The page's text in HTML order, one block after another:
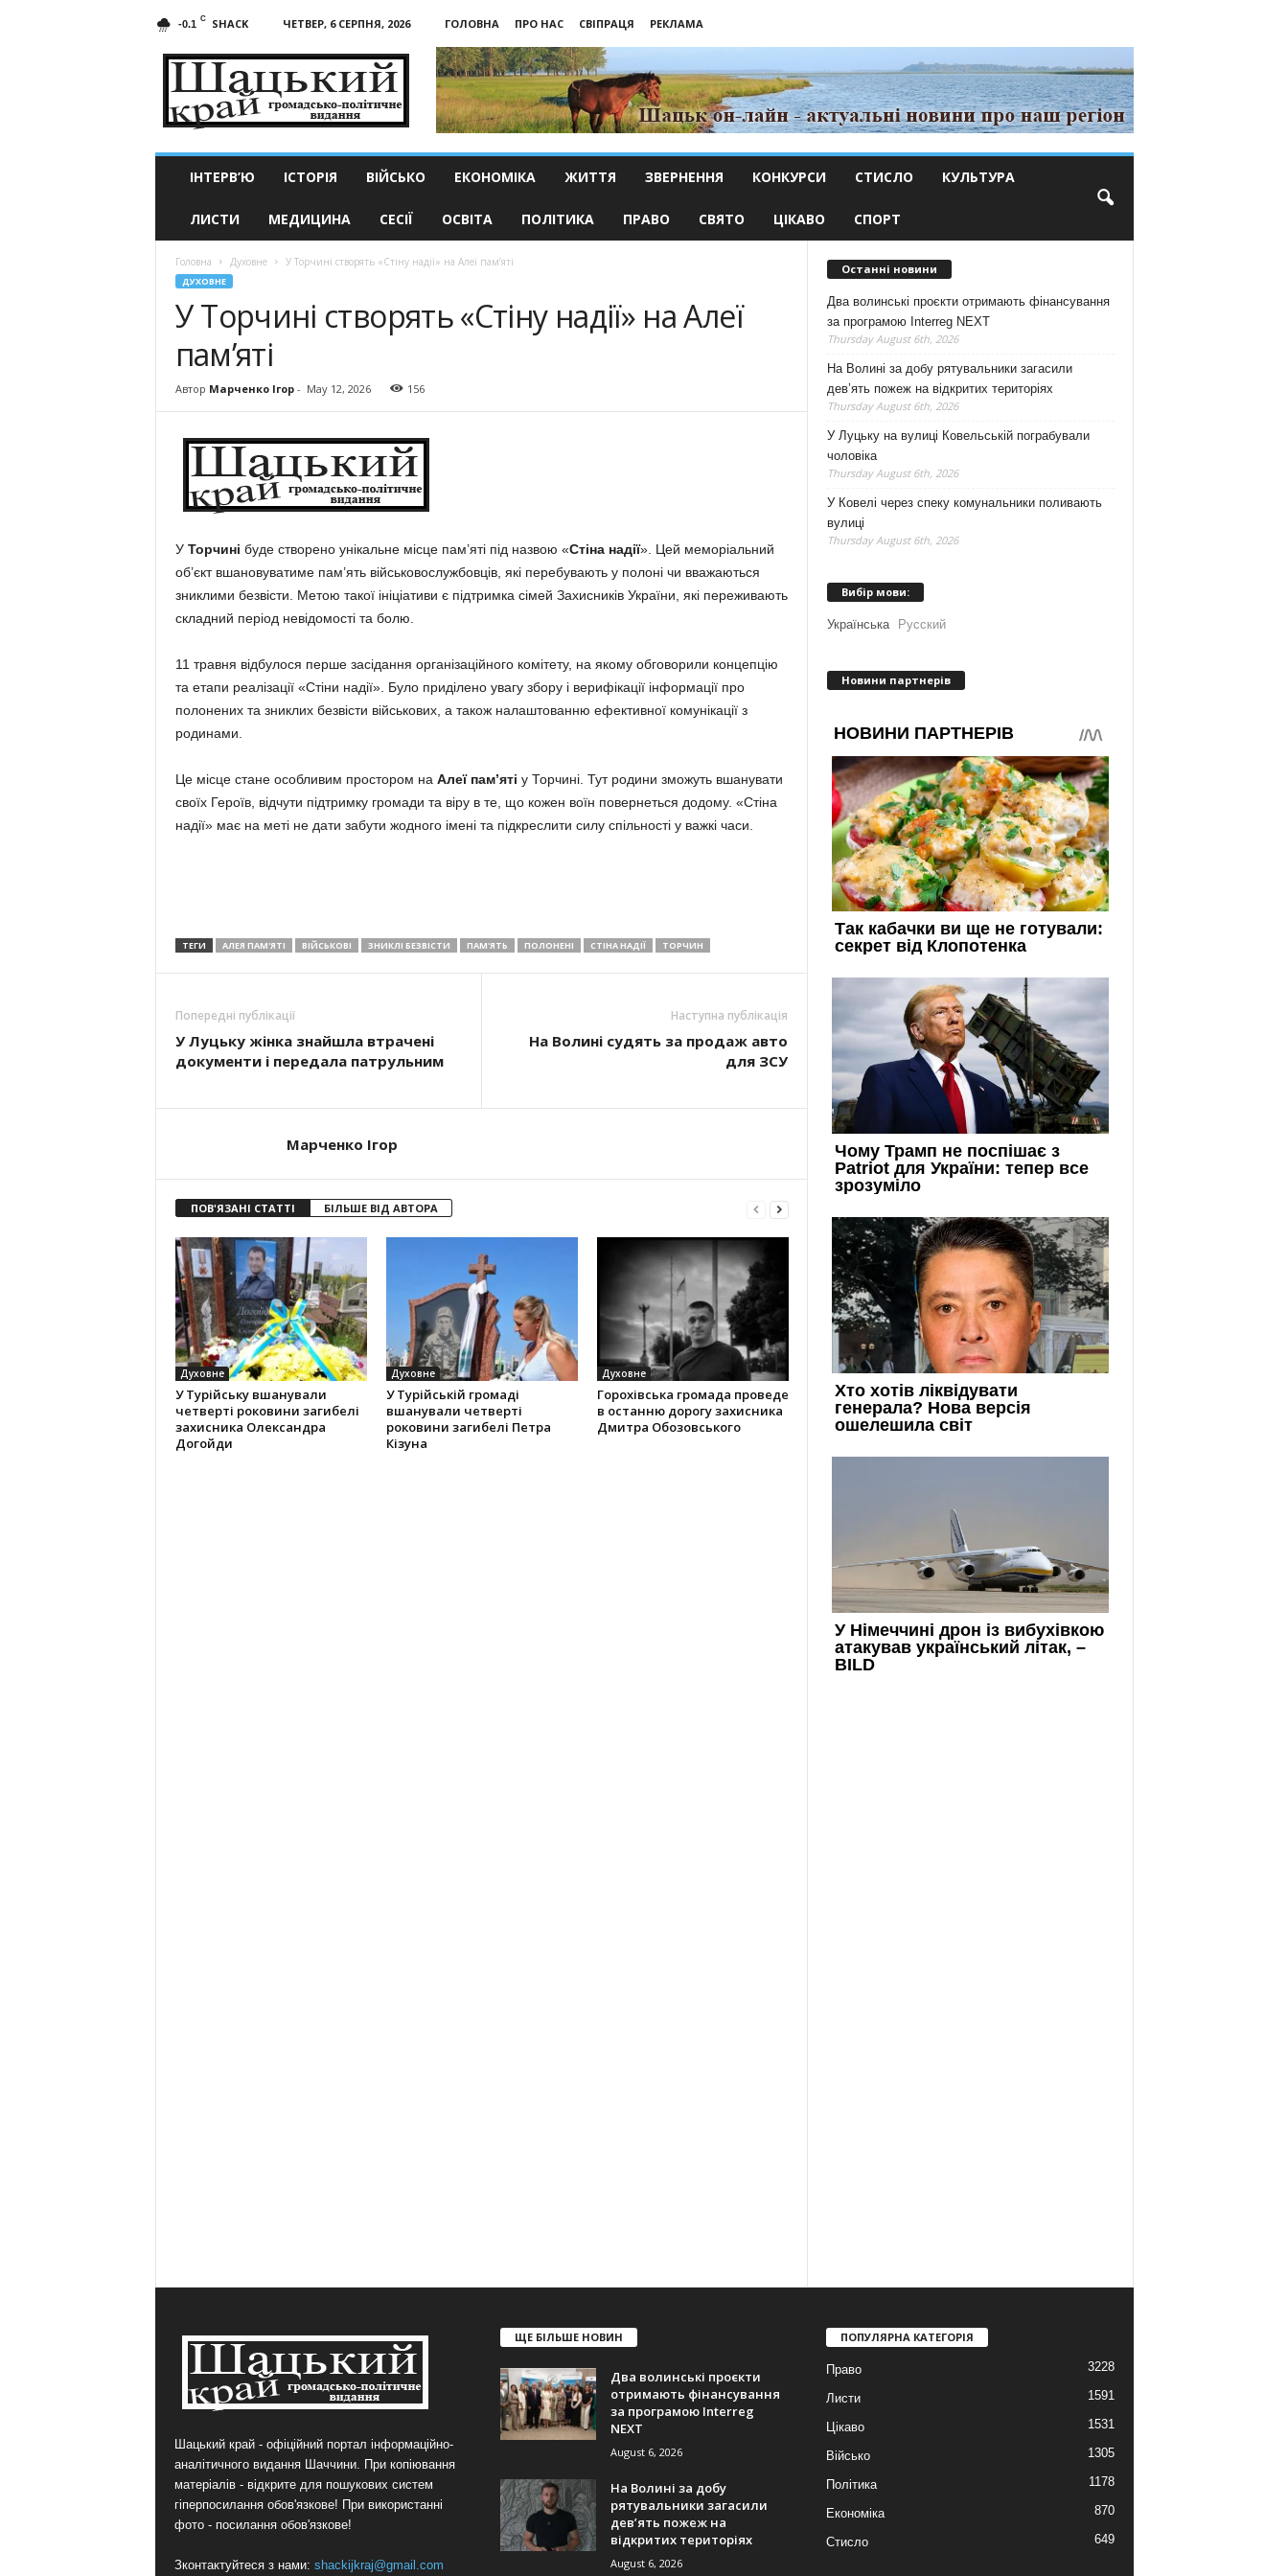
-0.1 C SHACK ЧЕТВЕР, 6 СЕРПНЯ, 2026 ГОЛОВНА ПРО НАС СВІПРАЦЯ
РЕКЛАМА
край
ІНТЕРВ’Ю ІСТОРІЯ ВІЙСЬКО ЕКОНОМІКА ЖИТТЯ ЗВЕРНЕННЯ КОНКУРСИ СТИСЛО КУЛЬТУРА
ЛИСТИ МЕДИЦИНА СЕСІЇ ОСВІТА ПОЛІТИКА ПРАВО СВЯТО ЦІКАВО СПОРТ
Головна Духовне У Торчині створять «Стіну надії» на Алеї пам’яті
ДУХОВНЕ
У Торчині створять «Стіну надії» на Алеї
пам’яті
Автор Марченко Ігор- May 12, 2026 156
У Торчині буде створено унікальне місце пам’яті під назвою «Стіна надії». Цей меморіальний
об’єкт вшановуватиме пам’ять військовослужбовців, які перебувають у полоні чи вважаються
зниклими безвісти. Метою такої ініціативи є підтримка сімей Захисників України, які переживають
складний період невідомості та болю.
11 травня відбулося перше засідання організаційного комітету, на якому обговорили концепцію
та етапи реалізації «Стіни надії». Було приділено увагу збору і верифікації інформації про
полонених та зниклих безвісти військових, а також налаштованню ефективної комунікації з
родинами.
Це місце стане особливим простором на Алеї пам’яті у Торчині. Тут родини зможуть вшанувати
своїх Героїв, відчути підтримку громади та віру в те, що кожен воїн повернеться додому. «Стіна
надії» має на меті не дати забути жодного імені та підкреслити силу спільності у важкі часи.
ТЕГИ АЛЕЯ ПАМ'ЯТІ ВІЙСЬКОВІ ЗНИКЛІ БЕЗВІСТИ ПАМ'ЯТЬ ПОЛОНЕНІ СТІНА НАДІЇ ТОРЧИН
Попередні публікації
У Луцьку жінка знайшла втрачені
документи і передала патрульним
Наступна публікація
На Волині судять за продаж авто
для ЗСУ
Марченко Ігор
ПОВ'ЯЗАНІ СТАТТІ БІЛЬШЕ ВІД АВТОРА
Духовне
У Турійську вшанували
четверті роковини загибелі
захисника Олександра
Догойди
Духовне
У Турійській громаді
вшанували четверті
роковини загибелі Петра
Кізуна
Духовне
Горохівська громада проведе
в останню дорогу захисника
Дмитра Обозовського
Останні новини
Два волинські проєкти отримають фінансування
за програмою Interreg NEXT
Thursday August 6th, 2026
На Волині за добу рятувальники загасили
дев’ять пожеж на відкритих територіях
Thursday August 6th, 2026
У Луцьку на вулиці Ковельській пограбували
чоловіка
Thursday August 6th, 2026
У Ковелі через спеку комунальники поливають
вулиці
Thursday August 6th, 2026
Вибір мови:
Українська Русский
Новини партнерів
Шацький край - офіційний портал інформаційно-
аналітичного видання Шаччини. При копіювання
матеріалів - відкрите для пошукових систем
гіперпосилання обов'язкове! При використанні
фото - посилання обов'язкове!
Зконтактуйтеся з нами: shackijkraj@gmail.com
ЩЕ БІЛЬШЕ НОВИН
Два волинські проєкти
отримають фінансування
за програмою Interreg
NEXT
August 6, 2026
На Волині за добу
рятувальники загасили
дев’ять пожеж на
відкритих територіях
August 6, 2026
ПОПУЛЯРНА КАТЕГОРІЯ
Право 3228
Листи 1591
Цікаво 1531
Військо 1305
Політика 1178
Економіка 870
Стисло 649